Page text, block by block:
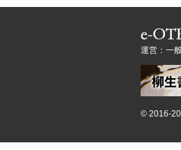
運営：一
© 2016-